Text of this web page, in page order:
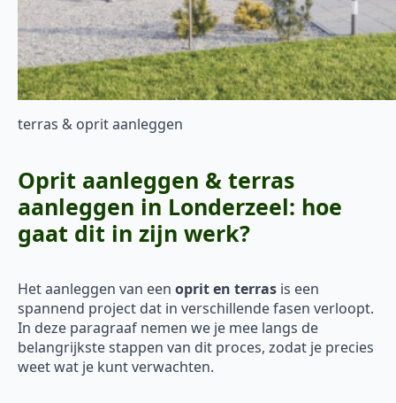
terras & oprit aanleggen
Oprit aanleggen & terras
aanleggen in Londerzeel: hoe
gaat dit in zijn werk?
Het aanleggen van een oprit en terras is een
spannend project dat in verschillende fasen verloopt.
In deze paragraaf nemen we je mee langs de
belangrijkste stappen van dit proces, zodat je precies
weet wat je kunt verwachten.